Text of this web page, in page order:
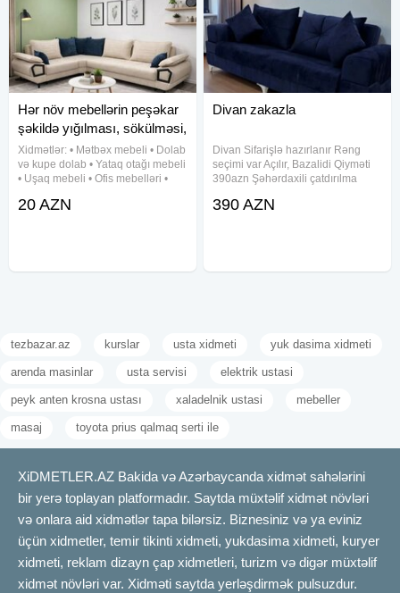
Hər növ mebellərin peşəkar
şəkildə yığılması, sökülməsi,
qur
Xidmətlər: • Mətbəx mebeli • Dolab
və kupe dolab • Yataq otağı mebeli
• Uşaq mebeli • Ofis mebelləri •
komodların yığılması
20 AZN
Divan zakazla
Divan Sifarişlə hazırlanır Rəng
seçimi var Açılır, Bazalidi Qiyməti
390azn Şəhərdaxili çatdırılma
390 AZN
tezbazar.az kurslar usta xidmeti yuk dasima xidmeti
arenda masinlar usta servisi elektrik ustasi
peyk anten krosna ustası xaladelnik ustasi mebeller
masaj toyota prius qalmaq serti ile
XiDMETLER.AZ Bakida və Azərbaycanda xidmət sahələrini
bir yerə toplayan platformadır. Saytda müxtəlif xidmət növləri
və onlara aid xidmətlər tapa bilərsiz. Biznesiniz və ya eviniz
üçün xidmetler, temir tikinti xidmeti, yukdasima xidmeti, kuryer
xidmeti, reklam dizayn çap xidmetleri, turizm və digər müxtəlif
xidmət növləri var. Xidməti saytda yerləşdirmək pulsuzdur.